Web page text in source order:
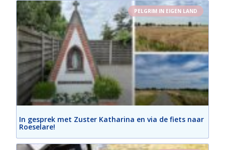
PELGRIM IN EIGEN LAND
In gesprek met Zuster Katharina en via de fiets naar
Roeselare!